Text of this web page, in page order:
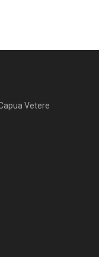
Vetere